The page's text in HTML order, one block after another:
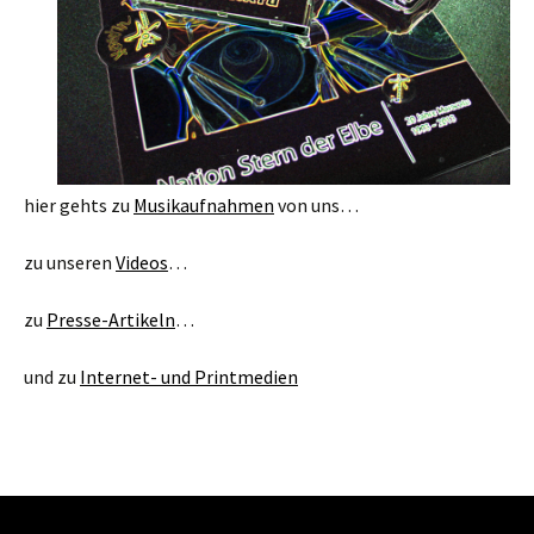
hier gehts zu Musikaufnahmen von uns…
zu unseren Videos…
zu Presse-Artikeln…
und zu Internet- und Printmedien